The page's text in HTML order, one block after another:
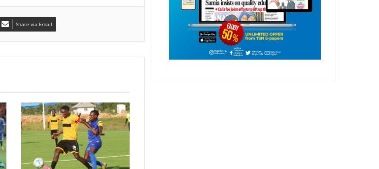
Share via Email